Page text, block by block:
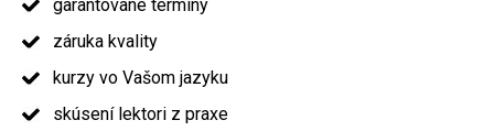
garantované termíny
záruka kvality
kurzy vo Vašom jazyku
skúsení lektori z praxe